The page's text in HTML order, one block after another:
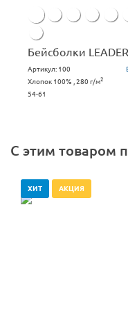
Бейсболки
Артикул: 100
Хлопок 100% , 280 г/м2
54-61
С этим товаром
ХИТ АКЦИЯ